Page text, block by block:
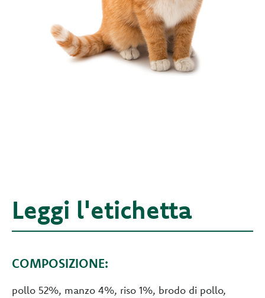
Leggi l'etichetta
COMPOSIZIONE:
pollo 52%, manzo 4%, riso 1%, brodo di pollo,